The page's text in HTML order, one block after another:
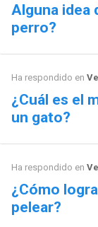
Alguna idea
perro?
Ha respondido en
¿Cuál es el
un gato?
Ha respondido en
¿Cómo
pelear?